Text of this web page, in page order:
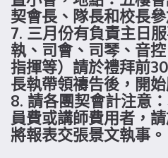
契會長、隊長和校長參
7. 三月份有負責主日
執、司會、司琴、音
指揮等）請於禮拜前
長執帶領禱告後，開
8. 請各團契會計注意
員費或講師費用者，
將報表交張景文執事。